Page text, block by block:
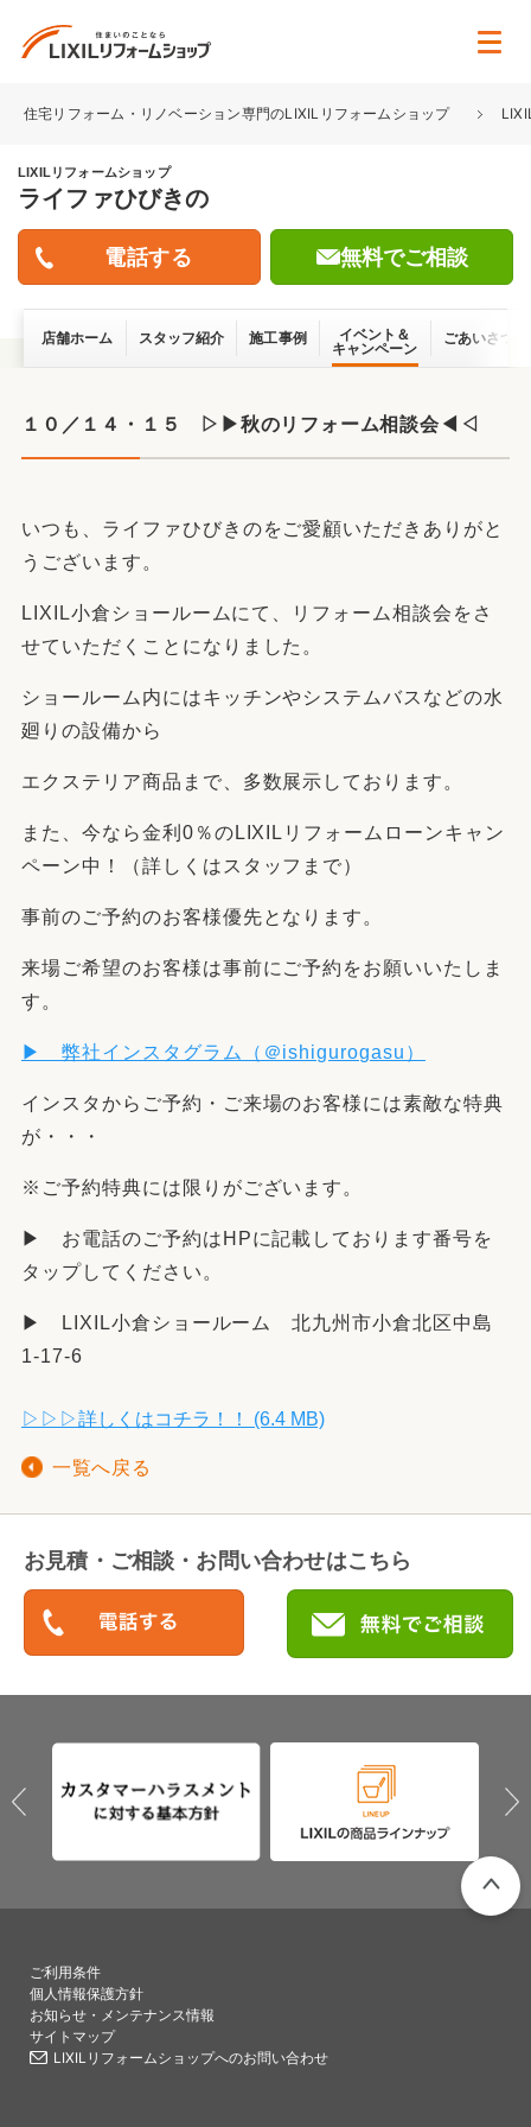
住宅リフォーム・リノベーション専門のLIXILリフォームショップ
LIXILリフォームショップ
ライファひびきの
無料でご相談
店舗ホーム スタッフ紹介 施工事例
イベント＆
キャンペーン
ごあいさつ
１０／１４・１５ ▷▶秋のリフォーム相談会◀◁
いつも、ライファひびきのをご愛顧いただきありがと
うございます。
LIXIL小倉ショールームにて、リフォーム相談会をさ
せていただくことになりました。
ショールーム内にはキッチンやシステムバスなどの水
廻りの設備から
エクステリア商品まで、多数展示しております。
また、今なら金利0％のLIXILリフォームローンキャン
ペーン中！（詳しくはスタッフまで）
事前のご予約のお客様優先となります。
来場ご希望のお客様は事前にご予約をお願いいたしま
す。
▶ 弊社インスタグラム（＠ishigurogasu ）
インスタからご予約・ご来場のお客様には素敵な特典
が・・・
※ご予約特典には限りがございます。
▶ お電話のご予約はHPに記載しております番号を
タップしてください。
▶ LIXIL小倉ショールーム 北九州市小倉北区中島
1-17-6
▷▷▷詳しくはコチラ！！ (6.4 MB)
一覧へ戻る
お見積・ご相談・お問い合わせはこちら
ご利用条件
個人情報保護方針
お知らせ・メンテナンス情報
サイトマップ
LIXILリフォームショップへのお問い合わせ